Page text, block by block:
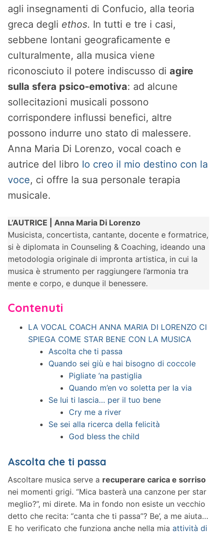
agli insegnamenti di Confucio, alla teoria
greca degli ethos. In tutti e tre i casi,
sebbene lontani geograficamente e
culturalmente, alla musica viene
riconosciuto il potere indiscusso di agire
sulla sfera psico-emotiva: ad alcune
sollecitazioni musicali possono
corrispondere influssi benefici, altre
possono indurre uno stato di malessere.
Anna Maria Di Lorenzo, vocal coach e
autrice del libro Io creo il mio destino con la
voce, ci offre la sua personale terapia
musicale.
L’AUTRICE | Anna Maria Di Lorenzo
Musicista, concertista, cantante, docente e formatrice,
si è diplomata in Counseling & Coaching, ideando una
metodologia originale di impronta artistica, in cui la
musica è strumento per raggiungere l’armonia tra
mente e corpo, e dunque il benessere.
Contenuti
LA VOCAL COACH ANNA MARIA DI LORENZO CI
SPIEGA COME STAR BENE CON LA MUSICA
Ascolta che ti passa
Quando sei giù e hai bisogno di coccole
Pigliate ‘na pastiglia
Quando m’en vo soletta per la via
Se lui ti lascia… per il tuo bene
Cry me a river
Se sei alla ricerca della felicità
God bless the child
Ascolta che ti passa
Ascoltare musica serve a recuperare carica e sorriso
nei momenti grigi. “Mica basterà una canzone per star
meglio?”, mi direte. Ma in fondo non esiste un vecchio
detto che recita: “canta che ti passa”? Be’, a me aiuta…
E ho verificato che funziona anche nella mia attività di